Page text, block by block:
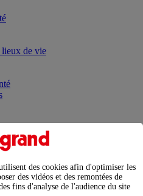
de vie
le fonctionnement des appareils
tableau électrique
Solutions : concentrer les
vos performances
des cookies afin d'optimiser les
des vidéos et des remontées de
fins d'analyse de l'audience du site